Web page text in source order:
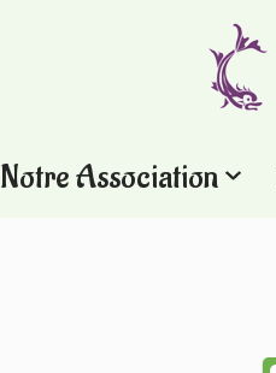
Notre Association